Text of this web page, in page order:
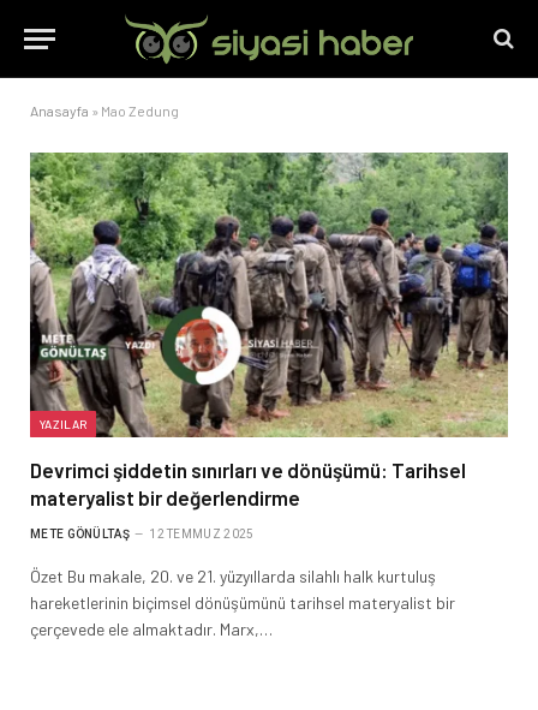
Anasayfa » Mao Zedung
YAZILAR
Devrimci şiddetin sınırları ve dönüşümü: Tarihsel
materyalist bir değerlendirme
METE GÖNÜLTAŞ 12 TEMMUZ 2025
Özet Bu makale, 20. ve 21. yüzyıllarda silahlı halk kurtuluş
hareketlerinin biçimsel dönüşümünü tarihsel materyalist bir
çerçevede ele almaktadır. Marx,…